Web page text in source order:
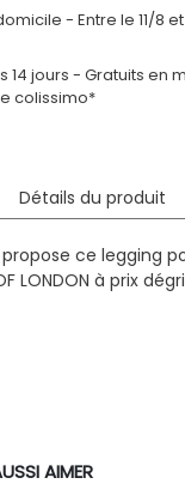
Entre le 11/8
14 jours - Gratuits en
colissimo*
Détails du produit
ce legging
LONDON à prix
AIMER